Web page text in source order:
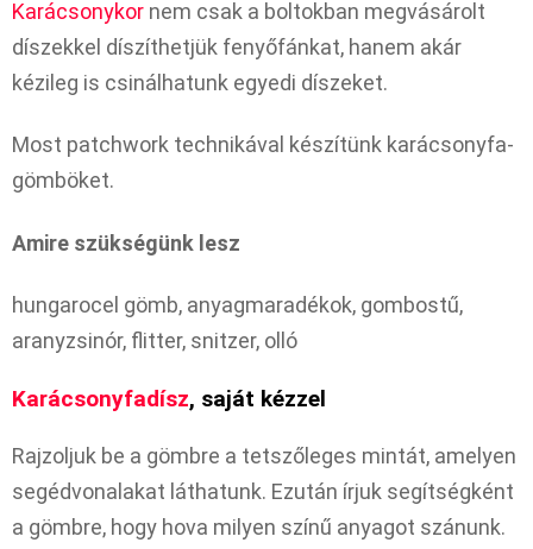
Karácsonykor nem csak a boltokban megvásárolt
díszekkel díszíthetjük fenyőfánkat, hanem akár
kézileg is csinálhatunk egyedi díszeket.
Most patchwork technikával készítünk karácsonyfa-
gömböket.
Amire szükségünk lesz
hungarocel gömb, anyagmaradékok, gombostű,
aranyzsinór, flitter, snitzer, olló
Karácsonyfadísz, saját kézzel
Rajzoljuk be a gömbre a tetszőleges mintát, amelyen
segédvonalakat láthatunk. Ezután írjuk segítségként
a gömbre, hogy hova milyen színű anyagot szánunk.